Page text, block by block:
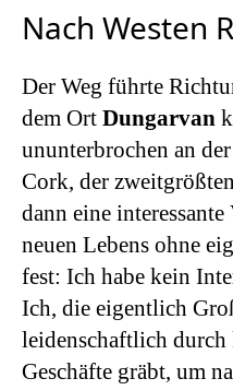
Nach Westen
Der Weg führte
dem Ort Dungarvan
ununterbrochen an
Cork, der
dann eine
neuen Lebens ohne
fest: Ich habe kein
Ich, die eigentlich
leidenschaftlich
Geschäfte gräbt, um